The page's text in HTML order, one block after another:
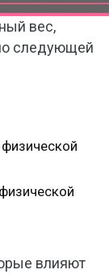
вес,
следующей
влияют